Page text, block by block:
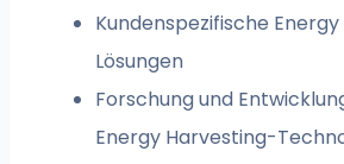
Kundenspezifische
Lösungen
Forschung und
Energy Harvesting-